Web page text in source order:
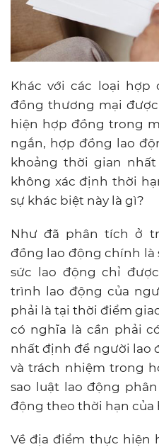
Khác với các loại hợp
đồng thương mại
hiện hợp đồng trong
ngắn, hợp đồng lao
khoảng thời gian
không xác định thời
sự khác biệt này là gì?
Như đã phân tích ở
đồng lao động chính là
sức lao động chỉ
trình lao động của
phải là tại thời điểm
có nghĩa là cần phải
nhất định để người lao
và trách nhiệm trong
sao luật lao động
động theo thời hạn của
Về địa điểm thực hiện